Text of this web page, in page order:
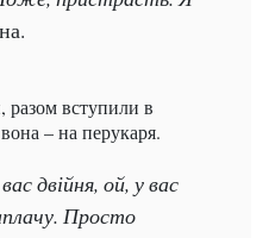
разом вступили в
– на перукаря.
двійня, ой, у вас
Просто